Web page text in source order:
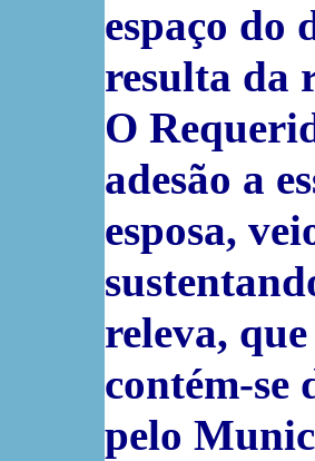
espaço do
resulta da
O
adesão a
esposa,
releva,
contém-se
pelo